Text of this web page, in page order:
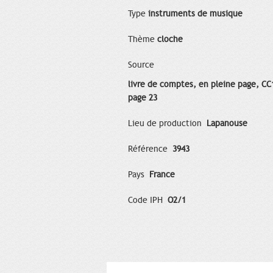
Type instruments de musique
Thème cloche
Source
livre de comptes, en pleine page,
page 23
Lieu de production Lapanouse
Référence 3943
Pays France
Code IPH O2/1